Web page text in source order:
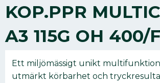
KOP.PPR
A3 115G OH 400/
Ett miljömässigt unikt
utmärkt körbarhet och